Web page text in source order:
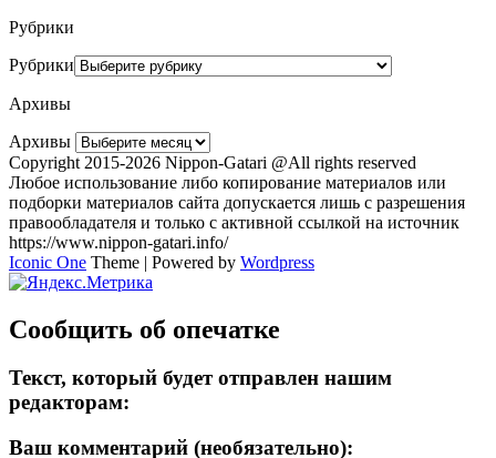
Рубрики
Рубрики
Архивы
Архивы
Copyright 2015-2026 Nippon-Gatari @All rights reserved
Любое использование либо копирование материалов или
подборки материалов сайта допускается лишь с разрешения
правообладателя и только с активной ссылкой на источник
https://www.nippon-gatari.info/
Iconic One Theme | Powered by Wordpress
Сообщить об опечатке
Текст, который будет отправлен нашим
редакторам:
Ваш комментарий (необязательно):